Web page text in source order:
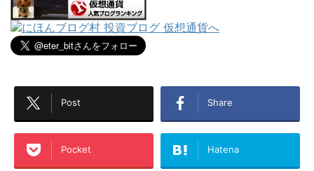
Post Share
Pocket Hatena